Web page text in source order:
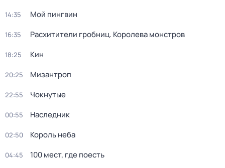
14:35 Мой пингвин
16:35 Расхитители гробниц. Королева монстров
18:25 Кин
20:25 Мизантроп
22:55 Чокнутые
00:55 Наследник
02:50 Король неба
04:45 100 мест, гдe поеcть